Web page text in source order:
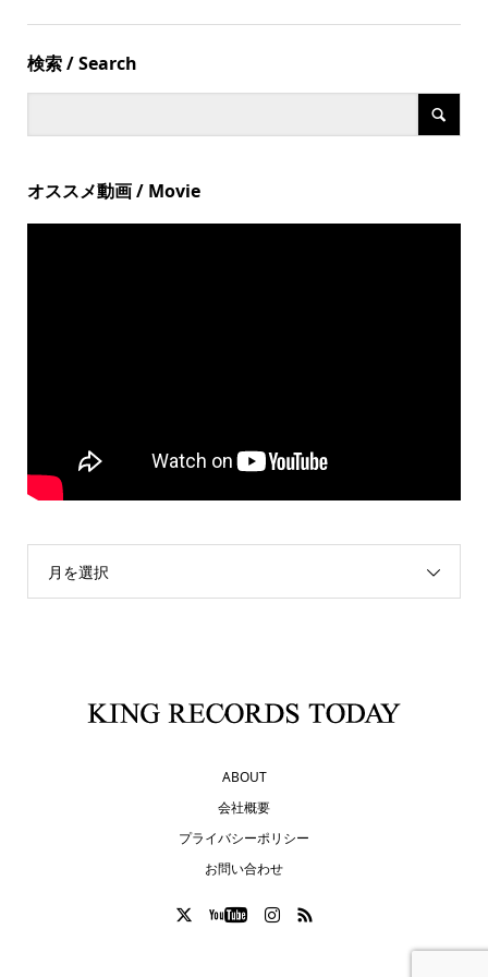
検索 / Search
オススメ動画 / Movie
月を選択
ABOUT
会社概要
プライバシーポリシー
お問い合わせ